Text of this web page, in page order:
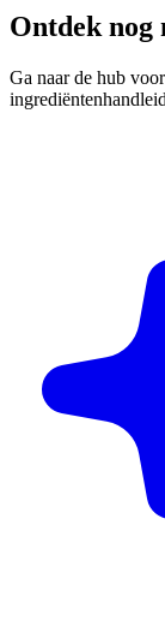
Ontdek
Ga naar de hub